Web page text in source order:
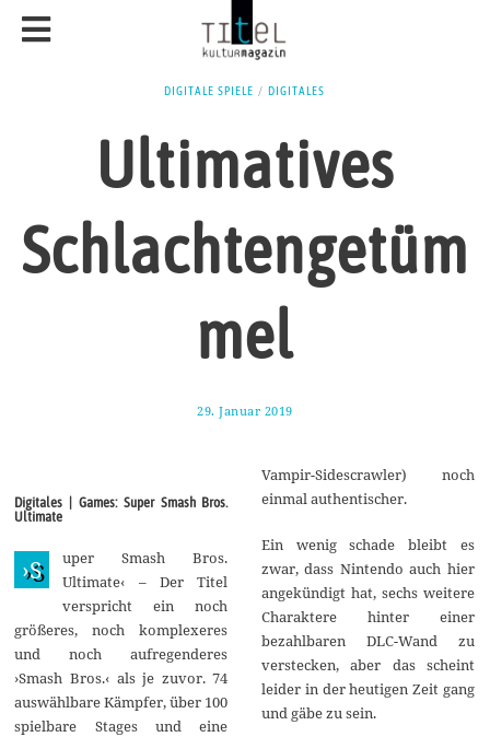
DIGITALE SPIELE / DIGITALES
Ultimatives
Schlachtengetüm
mel
29. Januar 2019
r
2
1
Digitales | Games: Super Smash Bros.
Ultimate
›S
uper Smash Bros.
Ultimate‹ – Der Titel
verspricht ein noch
größeres, noch komplexeres
und noch aufregenderes
›Smash Bros.‹ als je zuvor. 74
auswählbare Kämpfer, über 100
spielbare Stages und eine
Vampir-Sidescrawler) noch
einmal authentischer.
Ein wenig schade bleibt es
zwar, dass Nintendo auch hier
angekündigt hat, sechs weitere
Charaktere hinter einer
bezahlbaren DLC-Wand zu
verstecken, aber das scheint
leider in der heutigen Zeit gang
und gäbe zu sein.